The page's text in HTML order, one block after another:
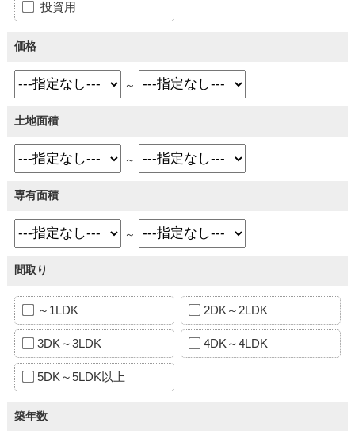
投資用
価格
～
土地面積
～
専有面積
～
間取り
～1LDK 2DK～2LDK
3DK～3LDK 4DK～4LDK
5DK～5LDK以上
築年数